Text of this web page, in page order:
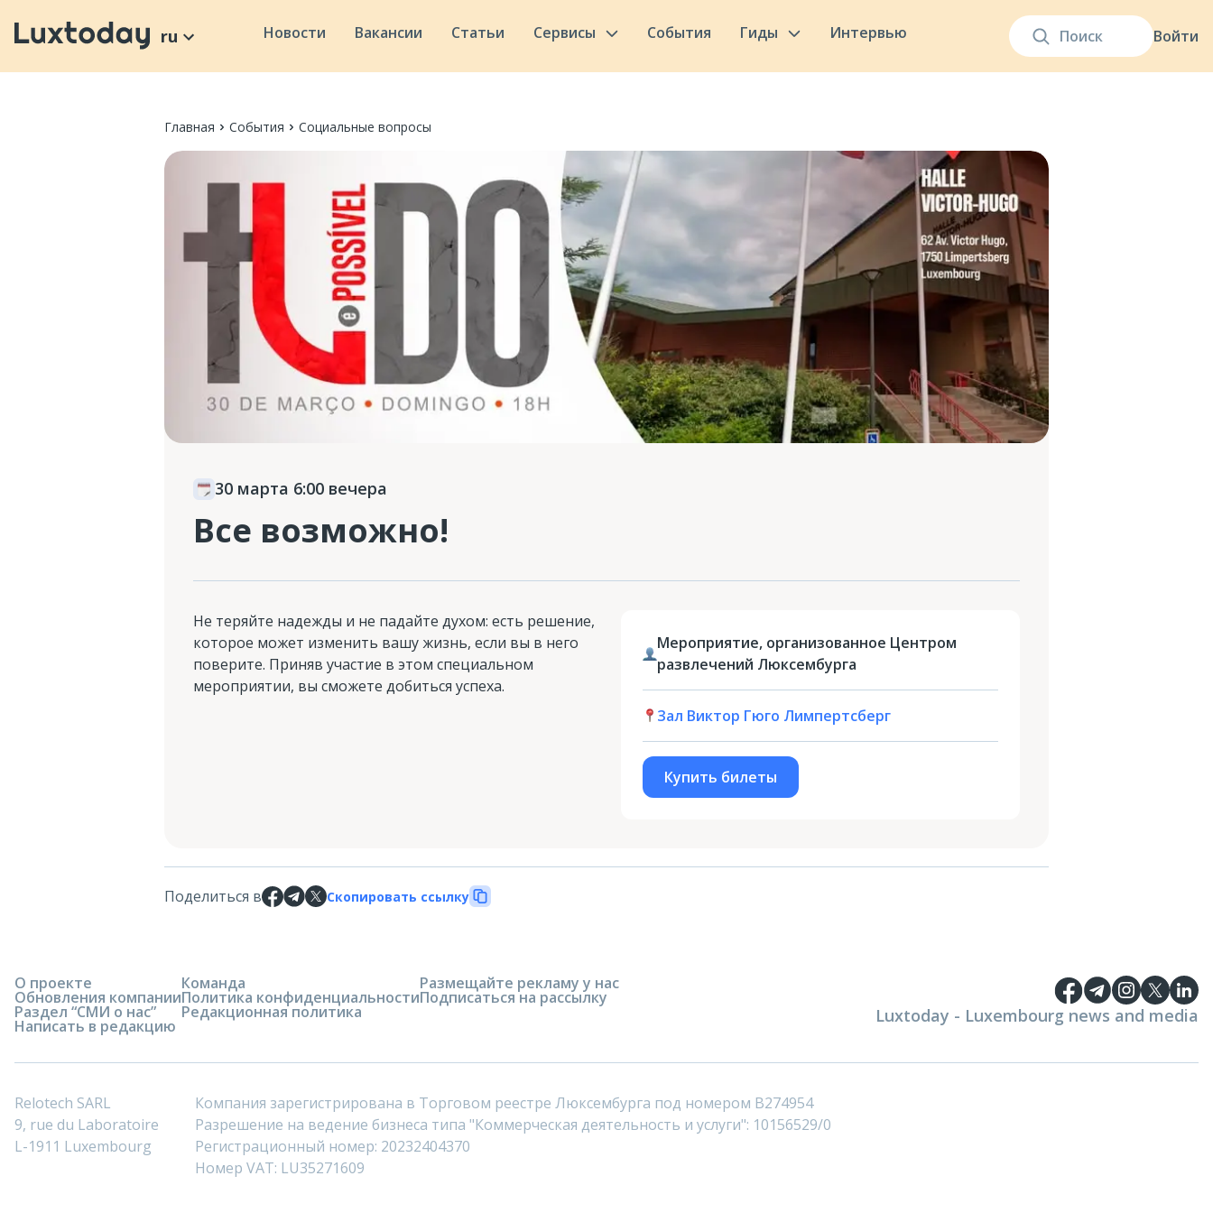
Войти
ru Новости Вакансии Статьи Сервисы События Гиды Интервью
Главная События Социальные вопросы
30 марта 6:00 вечера
Все возможно!
Не теряйте надежды и не падайте духом: есть решение,
которое может изменить вашу жизнь, если вы в него
поверите. Приняв участие в этом специальном
мероприятии, вы сможете добиться успеха.
Мероприятие, организованное Центром
развлечений Люксембурга
Зал Виктор Гюго Лимпертсберг
Купить билеты
Поделиться в Скопировать ссылку
О проекте
Обновления компании
Раздел “СМИ о нас”
Написать в редакцию
Команда
Политика конфиденциальности
Редакционная политика
Размещайте рекламу у нас
Подписаться на рассылку
Luxtoday - Luxembourg news and media
Relotech SARL
9, rue du Laboratoire
L-1911 Luxembourg
Компания зарегистрирована в Торговом реестре Люксембурга под номером B274954
Разрешение на ведение бизнеса типа "Коммерческая деятельность и услуги": 10156529/0
Регистрационный номер: 20232404370
Номер VAT: LU35271609